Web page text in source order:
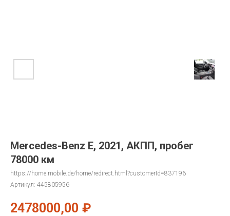
Mercedes-Benz E, 2021, АКПП, пробег
78000 км
https://home.mobile.de/home/redirect.html?customerId=837196
Артикул: 445805956
2478000,00 ₽